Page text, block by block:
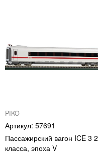
PIKO
57691
Пассажирский вагон ICE 3 2
класса, эпоха V